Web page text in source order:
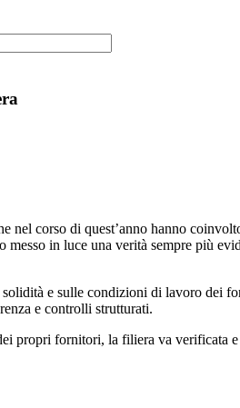
nel corso di quest’anno hanno
in luce una verità sempre più
e sulle condizioni di lavoro
e controlli strutturati.
propri fornitori, la filiera va